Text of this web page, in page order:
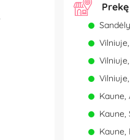
Kaune,
Kaune,
Kaune,